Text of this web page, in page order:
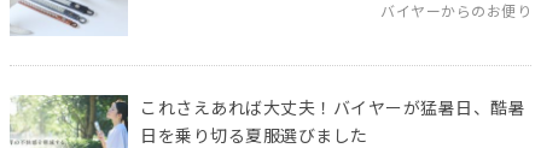
バイヤーからのお便り
これさえあれば大丈夫！バイヤーが猛暑日、酷暑
日を乗り切る夏服選びました